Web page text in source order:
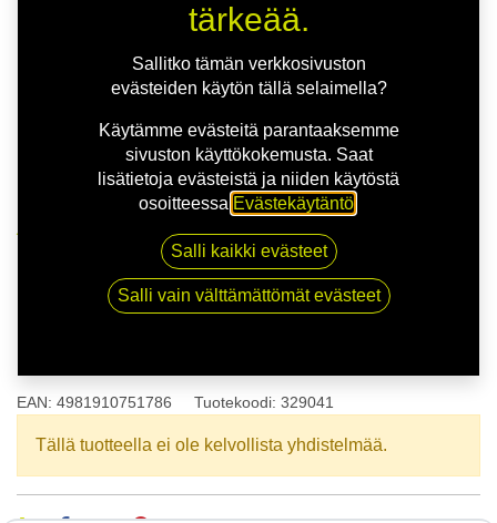
165/70R14 81T TOYO NANOENERGY 3
165/70R14 81T TOYO
EAN: 4981910751786 Tuotekoodi: 329041
Tällä tuotteella ei ole kelvollista yhdistelmää.
tärkeää.
Sallitko tämän verkkosivuston
evästeiden käytön tällä selaimella?
Käytämme evästeitä parantaaksemme
sivuston käyttökokemusta. Saat
lisätietoja evästeistä ja niiden käytöstä
osoitteessa Evästekäytäntö
Salli kaikki evästeet
Salli vain välttämättömät evästeet